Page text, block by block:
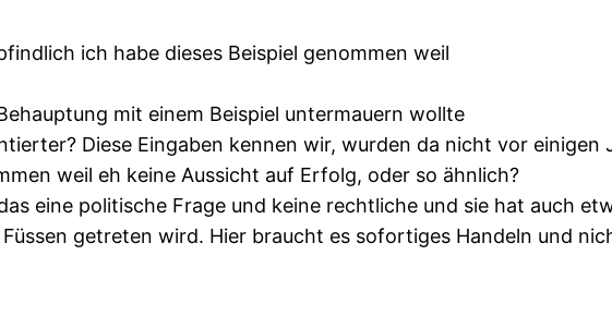
ich habe dieses Beispiel genommen weil
mit einem Beispiel untermauern wollte
Diese Eingaben kennen wir, wurden da nicht vor einigen
weil eh keine Aussicht auf Erfolg, oder so ähnlich?
eine politische Frage und keine rechtliche und sie hat auch
getreten wird. Hier braucht es sofortiges Handeln und